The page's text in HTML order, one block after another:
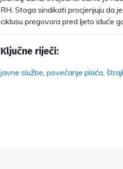
RH. Stoga sindikati procjenjuju da
ciklusu pregovora pred ljeto iduće
Ključne riječi:
javne službe, povećanje plaća,